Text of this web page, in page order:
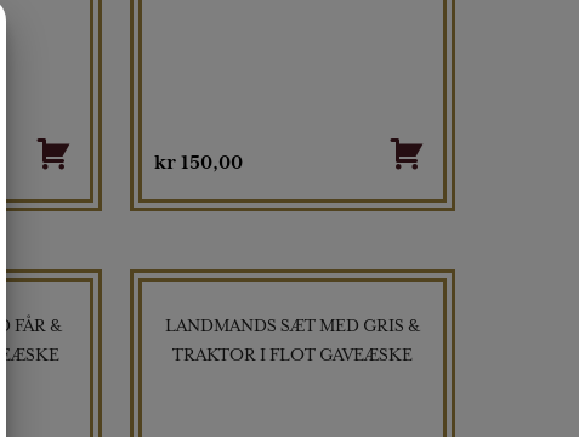
kr 150,00
FÅR &
LANDMANDS SÆT MED GRIS &
TRAKTOR I FLOT GAVEÆSKE